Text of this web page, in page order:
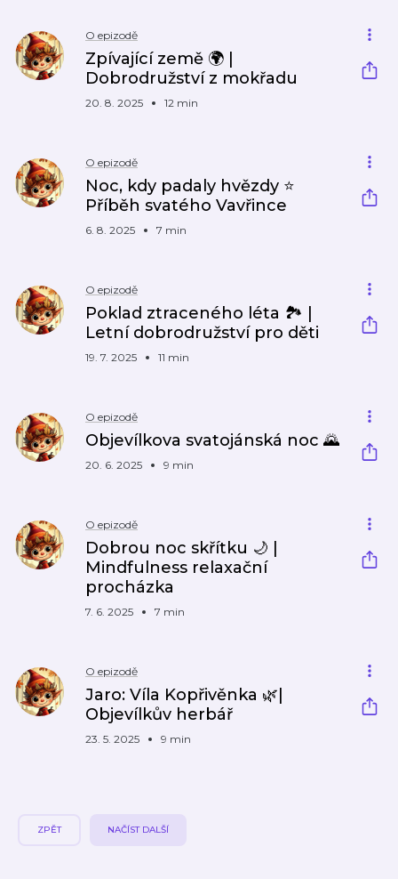
O epizodě
Zpívající země 🌍 |
Dobrodružství z mokřadu
20. 8. 2025 12 min
O epizodě
Noc, kdy padaly hvězdy ⭐
Příběh svatého Vavřince
6. 8. 2025 7 min
O epizodě
Poklad ztraceného léta 🏞 |
Letní dobrodružství pro děti
19. 7. 2025 11 min
O epizodě
Objevílkova svatojánská noc 🌄
20. 6. 2025 9 min
O epizodě
Dobrou noc skřítku 🌙 |
Mindfulness relaxační
procházka
7. 6. 2025 7 min
O epizodě
Jaro: Víla Kopřivěnka 🌿|
Objevílkův herbář
23. 5. 2025 9 min
ZPĚT NAČÍST DALŠÍ